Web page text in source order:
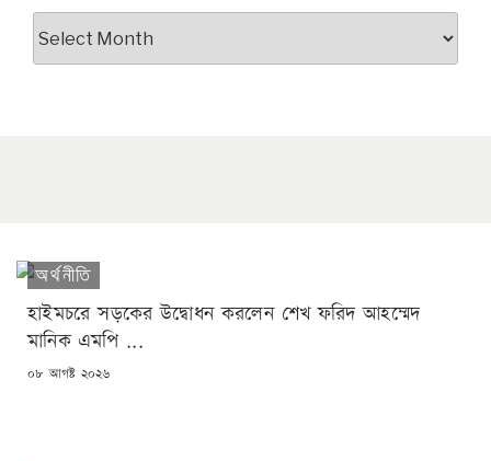
আর্কাইভস
অর্থনীতি
হাইমচরে সড়কের উদ্বোধন করলেন শেখ ফরিদ আহম্মেদ
মানিক এমপি ...
POSTED
০৮ আগষ্ট ২০২৬